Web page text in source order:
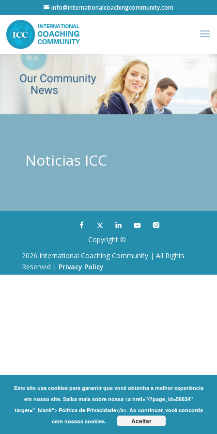
info@internationalcoachingcommunity.com
Noticias ICC
Copyright ©
2026 International Coaching Community | All Rights
Reserved | Privacy Policy
Este site usa cookies para garantir que você obtenha a melhor experiência
em nosso site. Saiba mais sobre nossa <a href="/?page_id=58834"
target="_blank"> Política de Privacidade</a>. Ao continuar, você concorda
com nossos cookies.
Aceitar